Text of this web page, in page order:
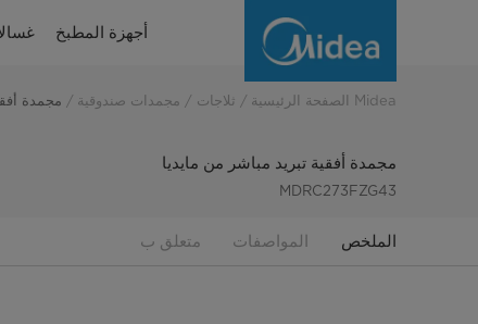
أجهزة المطبخ
Midea الصفحة الرئيسية ثلاجات مجمدات صندوقية مجمدة
مجمدة أفقية تبريد مباشر من مايديا
MDRC273FZG43
الملخص المواصفات متعلق ب